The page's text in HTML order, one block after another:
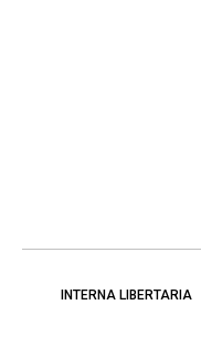
INTERNA LIBERTARIA